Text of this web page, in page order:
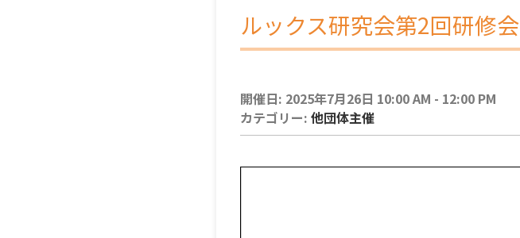
ルックス研究会第2回研修会
開催日: 2025年7月26日 10:00 AM - 12:00 PM
カテゴリー: 他団体主催